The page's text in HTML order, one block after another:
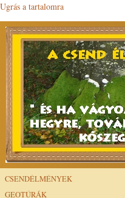
Ugrás a tartalomra
CSENDÉLMÉNYEK
GEOTÚRÁK